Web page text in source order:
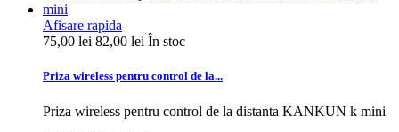
Afisare rapida
75,00 lei 82,00 lei În stoc
Priza wireless pentru control de la...
Priza wireless pentru control de la distanta KANKUN k mini